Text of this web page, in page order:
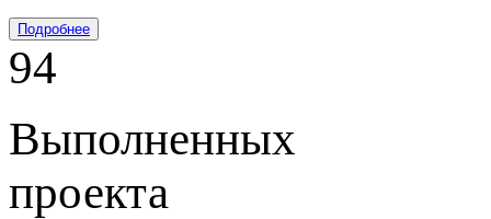
Подробнее
94
Выполненных
проекта